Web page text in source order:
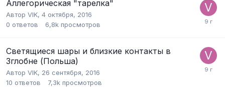
Аллегорическая "тарелка"
Автор VIK, 4 октября, 2016
0 ответов 6,8k просмотров
Светящиеся шары и близкие контакты в
Зглобне (Польша)
Автор VIK, 26 сентября, 2016
10 ответов 7,3k просмотров